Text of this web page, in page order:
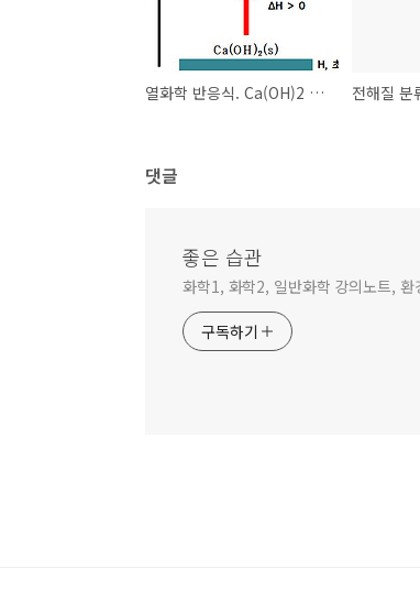
열화학 반응식. Ca(OH)2 1 mol당 109 kJ의 열
댓글
좋은 습관
화학1, 화학2, 일반화학 강의노트,
구독하기